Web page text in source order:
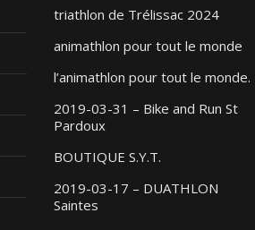
triathlon de Trélissac 2024
animathlon pour tout le monde
l’animathlon pour tout le monde.
2019-03-31 – Bike and Run St
Pardoux
BOUTIQUE S.Y.T.
2019-03-17 – DUATHLON
Saintes